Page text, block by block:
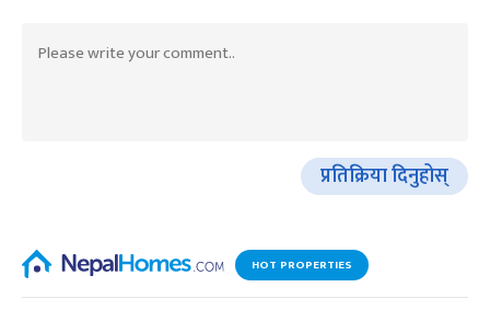
प्रतिक्रिया दिनुहोस्
HOT PROPERTIES